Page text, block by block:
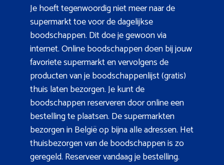
Je hoeft tegenwoordig niet meer naar de
supermarkt toe voor de dagelijkse
boodschappen. Dit doe je gewoon via
internet. Online boodschappen doen bij jouw
favoriete supermarkt en vervolgens de
producten van je boodschappenlijst (gratis)
thuis laten bezorgen. Je kunt de
boodschappen reserveren door online een
bestelling te plaatsen. De supermarkten
bezorgen in België op bijna alle adressen. Het
thuisbezorgen van de boodschappen is zo
geregeld. Reserveer vandaag je bestelling.